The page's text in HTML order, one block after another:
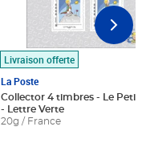
Livraison offerte
La Poste
Collector 4 timbres - Le Petit
- Lettre Verte
20g / France